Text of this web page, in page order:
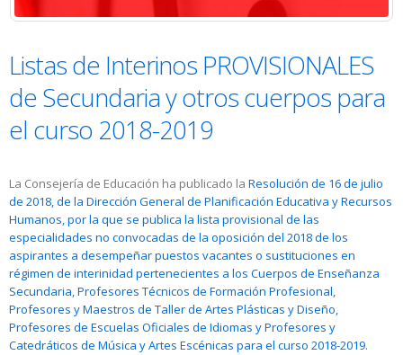
Listas de Interinos PROVISIONALES
de Secundaria y otros cuerpos para
el curso 2018-2019
La Consejería de Educación ha publicado la Resolución de 16 de julio
de 2018, de la Dirección General de Planificación Educativa y Recursos
Humanos, por la que se publica la lista provisional de las
especialidades no convocadas de la oposición del 2018 de los
aspirantes a desempeñar puestos vacantes o sustituciones en
régimen de interinidad pertenecientes a los Cuerpos de Enseñanza
Secundaria, Profesores Técnicos de Formación Profesional,
Profesores y Maestros de Taller de Artes Plásticas y Diseño,
Profesores de Escuelas Oficiales de Idiomas y Profesores y
Catedráticos de Música y Artes Escénicas para el curso 2018-2019.